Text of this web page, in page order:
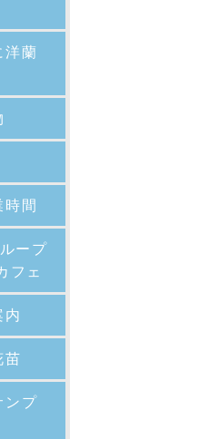
洋蘭
時間
ープ
フェ
内
苗
ンプ